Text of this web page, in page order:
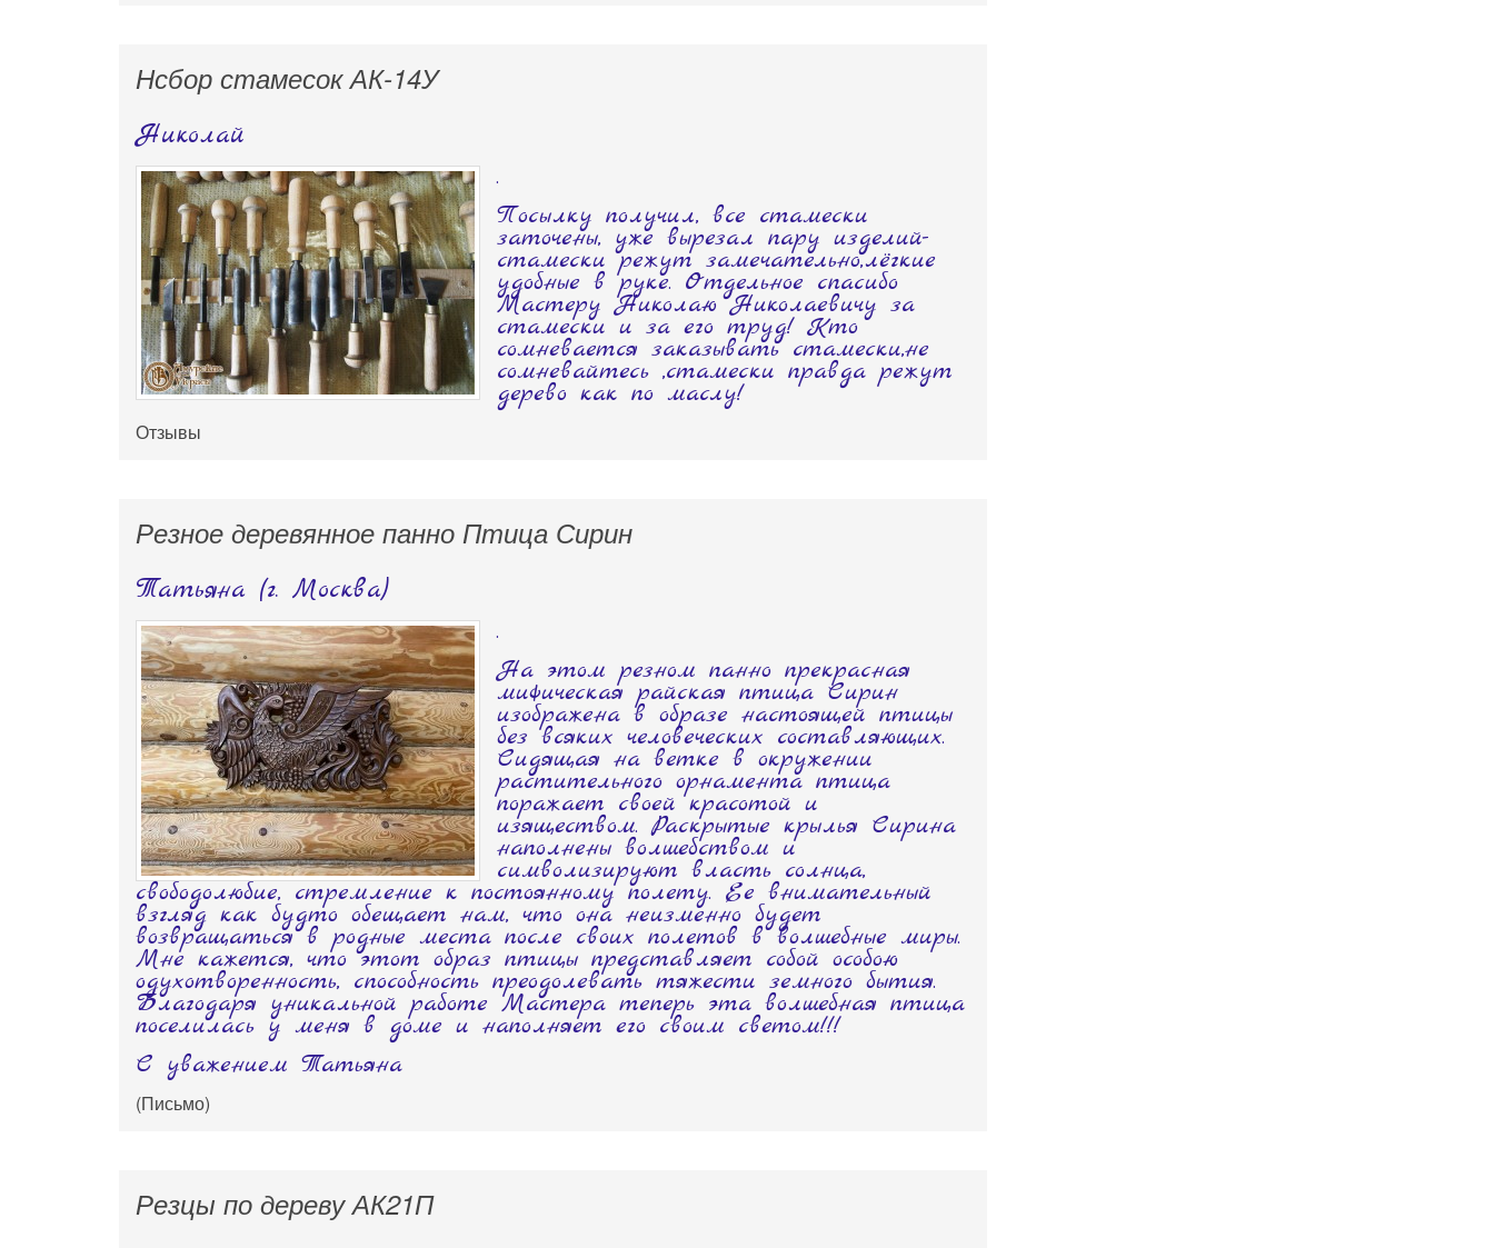
Нсбор стамесок АК-14У
Николай
.
Посылку получил, все стамески
заточены, уже вырезал пару изделий-
стамески режут замечательно,лёгкие
удобные в руке. Отдельное спасибо
Мастеру Николаю Николаевичу за
стамески и за его труд! Кто
сомневается заказывать стамески,не
сомневайтесь ,стамески правда режут
дерево как по маслу!
Отзывы
Резное деревянное панно Птица Сирин
Татьяна (г. Москва)
.
На этом резном панно прекрасная
мифическая райская птица Сирин
изображена в образе настоящей птицы
без всяких человеческих составляющих.
Сидящая на ветке в окружении
растительного орнамента птица
поражает своей красотой и
изяществом. Раскрытые крылья Сирина
наполнены волшебством и
символизируют власть солнца,
свободолюбие, стремление к постоянному полету. Ее внимательный
взгляд как будто обещает нам, что она неизменно будет
возвращаться в родные места после своих полетов в волшебные миры.
Мне кажется, что этот образ птицы представляет собой особою
одухотворенность, способность преодолевать тяжести земного бытия.
Благодаря уникальной работе Мастера теперь эта волшебная птица
поселилась у меня в доме и наполняет его своим светом!!!
С уважением Татьяна
(Письмо)
Резцы по дереву АК21П